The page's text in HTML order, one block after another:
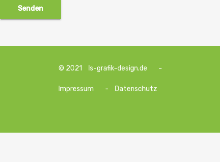
© 2021 ls-grafik-design.de -
Impressum - Datenschutz